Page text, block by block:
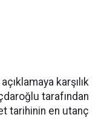
karşılık
tarafından
tarihinin en utanç